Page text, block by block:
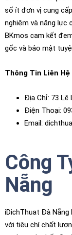
số ít đơn vị cung
nghiệm và năng lực
BKmos cam kết
gốc và bảo mật
Thông Tin Liên Hệ
Địa Chỉ: 73 Lê
Điện Thoại:
Email:
Công
Nẵng
iDichThuat Đà
với tiêu chí chất